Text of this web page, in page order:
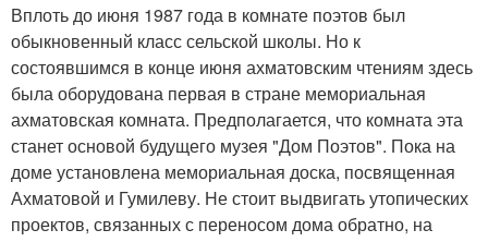
Вплоть до июня 1987 года в комнате поэтов был
обыкновенный класс сельской школы. Но к
состоявшимся в конце июня ахматовским чтениям здесь
была оборудована первая в стране мемориальная
ахматовская комната. Предполагается, что комната эта
станет основой будущего музея "Дом Поэтов". Пока на
доме установлена мемориальная доска, посвященная
Ахматовой и Гумилеву. Не стоит выдвигать утопических
проектов, связанных с переносом дома обратно, на